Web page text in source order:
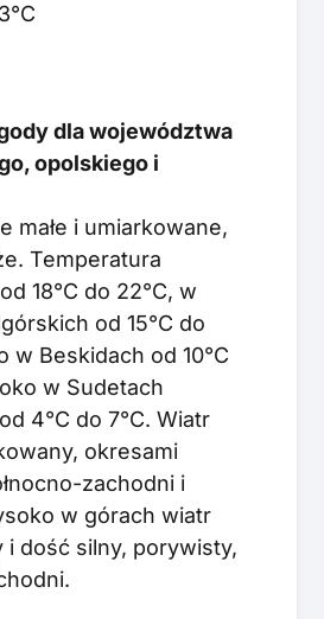
dla województwa
opolskiego i
małe i umiarkowane,
Temperatura
18°C do 22°C, w
od 15°C do
w Beskidach od 10°C
w Sudetach
4°C do 7°C. Wiatr
okresami
zachodni i
w górach wiatr
i dość silny, porywisty,